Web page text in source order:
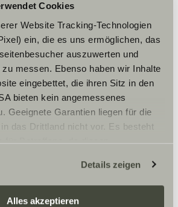
Cookies
Website Tracking-Technologien
ein, die es uns ermöglichen, das
auszuwerten und
messen. Ebenso haben wir Inhalte
eingebettet, die ihren Sitz in den
bieten kein angemessenes
Geeignete Garantien liegen für die
das Drittland nicht vor. Es besteht
für Betroffene, da diesen
Dienstleister können Daten für
und mit anderen Daten
Informationen finden Sie hier:
Details zeigen
Alles akzeptieren
miei posti
sono diventati
difficili da
con un
grande.
tutto
gran parte